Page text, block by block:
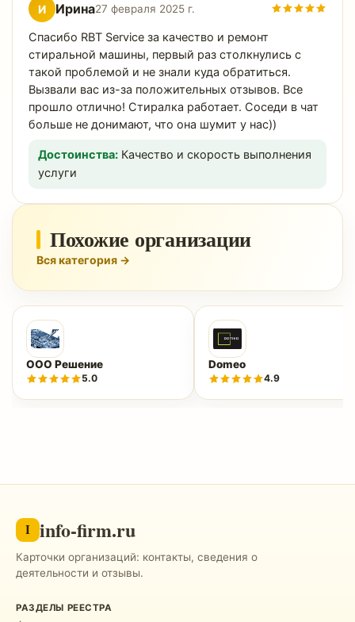
И Ирина27 февраля 2025 г.
Спасибо RBT Service за качество и ремонт
стиральной машины, первый раз столкнулись с
такой проблемой и не знали куда обратиться.
Вызвали вас из-за положительных отзывов. Все
прошло отлично! Стиралка работает. Соседи в чат
больше не донимают, что она шумит у нас))
Достоинства: Качество и скорость выполнения
услуги
Похожие организации
Вся категория →
ООО Решение
5.0
Domeo
4.9
I info-firm.ru
Карточки организаций: контакты, сведения о
деятельности и отзывы.
РАЗДЕЛЫ РЕЕСТРА